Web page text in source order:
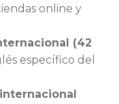
online y
(42
específico del